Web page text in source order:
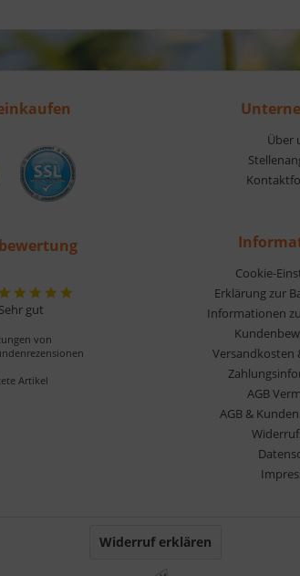
Sehr gut
von
Artikel
Über
Cookie-
Erklärung zur
Informationen
Versandkosten
AGB
AGB &
Widerruf erklären